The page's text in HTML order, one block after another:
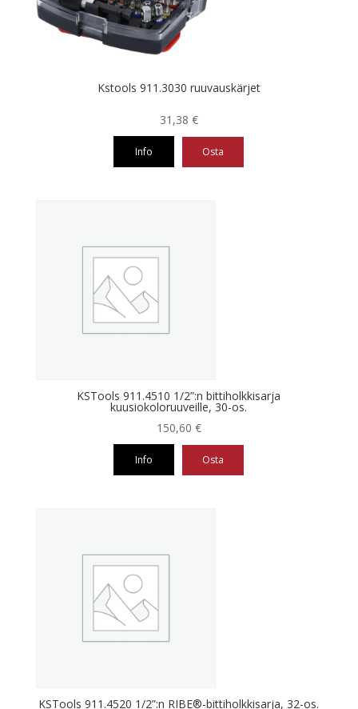
Kstools 911.3030 ruuvauskärjet
31,38 €
Info Osta
KSTools 911.4510 1/2”:n bittiholkkisarja
kuusiokoloruuveille, 30-os.
150,60 €
Info Osta
KSTools 911.4520 1/2”:n RIBE®-bittiholkkisarja, 32-os.